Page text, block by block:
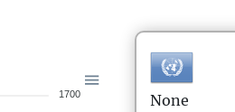
1700 None